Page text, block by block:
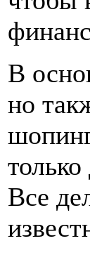
В
но
Все